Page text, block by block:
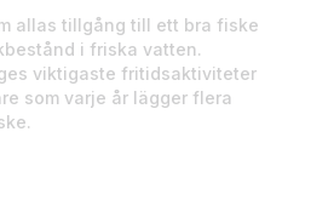
allas tillgång till ett bra fiske
i friska vatten.
viktigaste fritidsaktiviteter
som varje år lägger flera